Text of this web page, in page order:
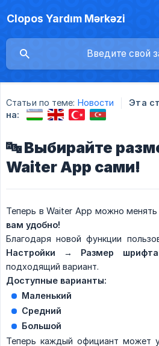
Clopos Yardım Mərkəzi
Статьи по теме: Новости
Эта
на:
🔤 Выбирайте
Waiter App сами!
Теперь в Waiter App можно
вам удобно!
Благодаря новой функции
Настройки → Размер шрифта
подходящий вариант.
Доступные варианты:
Маленький
Средний
Большой
Теперь каждый официант может